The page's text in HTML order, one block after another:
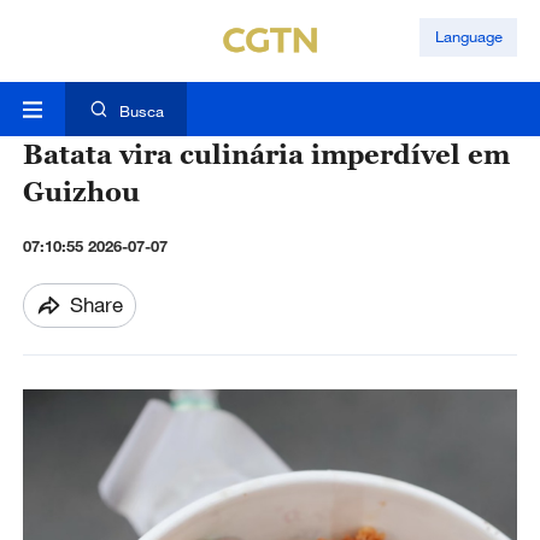
Language
Busca
Batata vira culinária imperdível em
Guizhou
07:10:55 2026-07-07
Share